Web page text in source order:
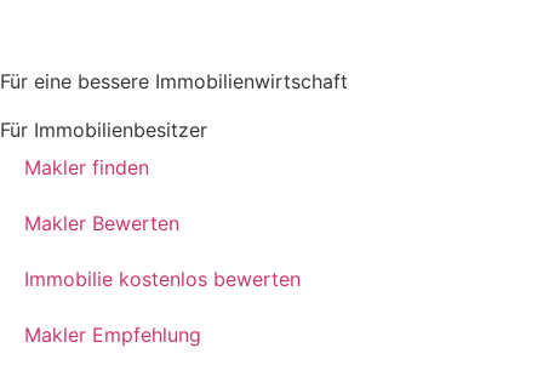
Für eine bessere Immobilienwirtschaft
Für Immobilienbesitzer
Makler finden
Makler Bewerten
Immobilie kostenlos bewerten
Makler Empfehlung